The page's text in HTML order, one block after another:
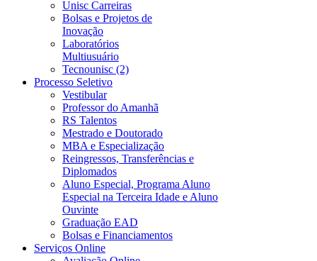
Unisc Carreiras
Bolsas e Projetos de
Inovação
Laboratórios
Multiusuário
Tecnounisc (2)
Processo Seletivo
Vestibular
Professor do Amanhã
RS Talentos
Mestrado e Doutorado
MBA e Especialização
Reingressos, Transferências e
Diplomados
Aluno Especial, Programa Aluno
Especial na Terceira Idade e Aluno
Ouvinte
Graduação EAD
Bolsas e Financiamentos
Serviços Online